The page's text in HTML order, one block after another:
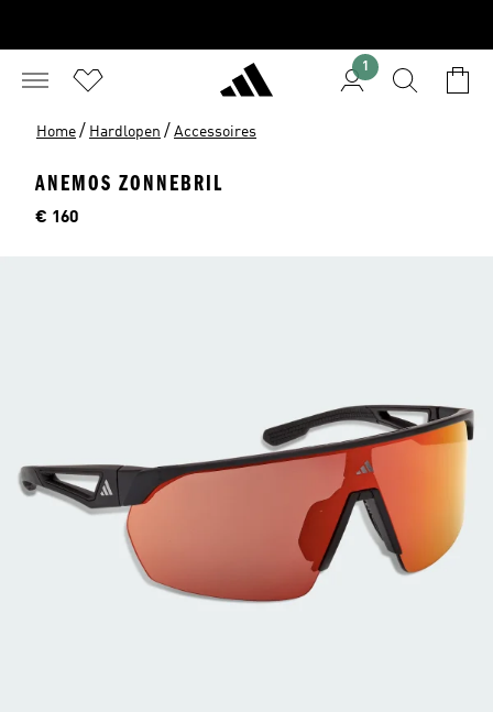
1
Home / Hardlopen / Accessoires
ANEMOS ZONNEBRIL
Prijs
€ 160